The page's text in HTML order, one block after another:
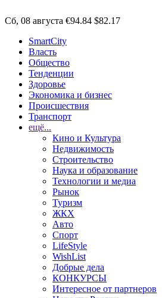
Сб, 08 августа €94.84 $82.17
SmartCity
Власть
Общество
Тенденции
Здоровье
Экономика и бизнес
Происшествия
Транспорт
ещё...
Кино и Культура
Недвижимость
Строительство
Наука и образование
Технологии и медиа
Рынок
Туризм
ЖКХ
Авто
Спорт
LifeStyle
WishList
Добрые дела
КОНКУРСЫ
Интересное от партнеров